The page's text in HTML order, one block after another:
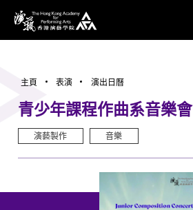
香港演藝學院
主頁 表演 演出日曆
青少年課程作曲系音樂會
演藝製作 音樂